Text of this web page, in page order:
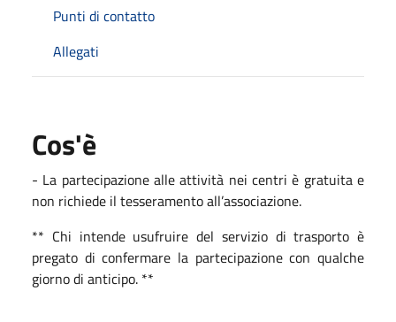
Punti di contatto
Allegati
Cos'è
- La partecipazione alle attività nei centri è gratuita e
non richiede il tesseramento all’associazione.
** Chi intende usufruire del servizio di trasporto è
pregato di confermare la partecipazione con qualche
giorno di anticipo. **